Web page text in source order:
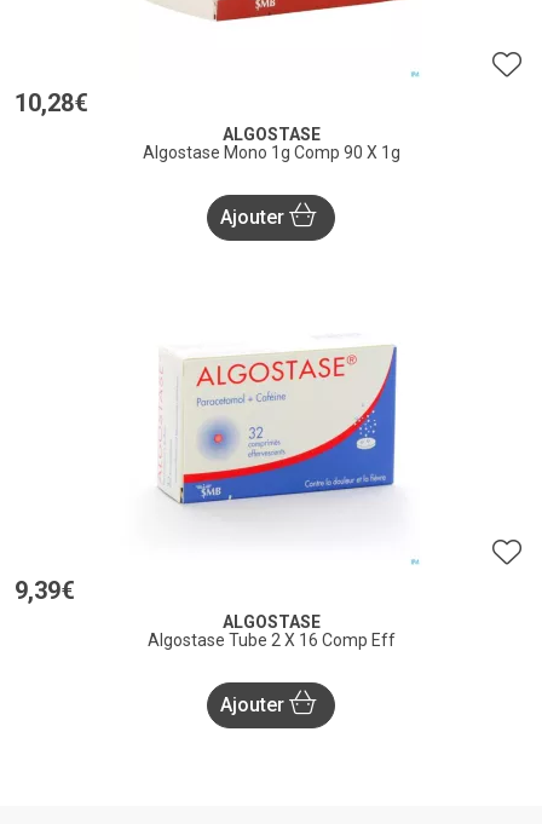
10,28€
ALGOSTASE
Algostase Mono 1g Comp 90 X 1g
Ajouter
9,39€
ALGOSTASE
Algostase Tube 2 X 16 Comp Eff
Ajouter